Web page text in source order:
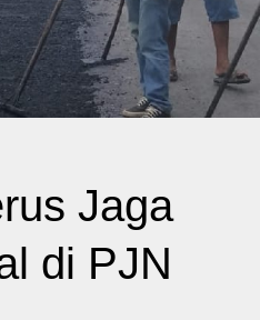
Jaga
di PJN